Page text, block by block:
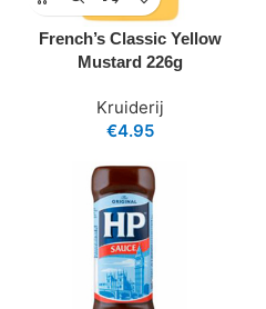
French’s Classic Yellow
Mustard 226g
Kruiderij
€4.95